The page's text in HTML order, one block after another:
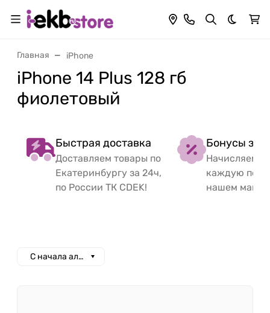
Темная
Главная iPhone
iPhone 14 Plus 128 гб
фиолетовый
Быстрая доставка
Доставляем товары по
Екатеринбургу за 24ч,
по России ТК CDEK!
Бонусы за
Начисляем
каждую
нашем
С начала алфавита